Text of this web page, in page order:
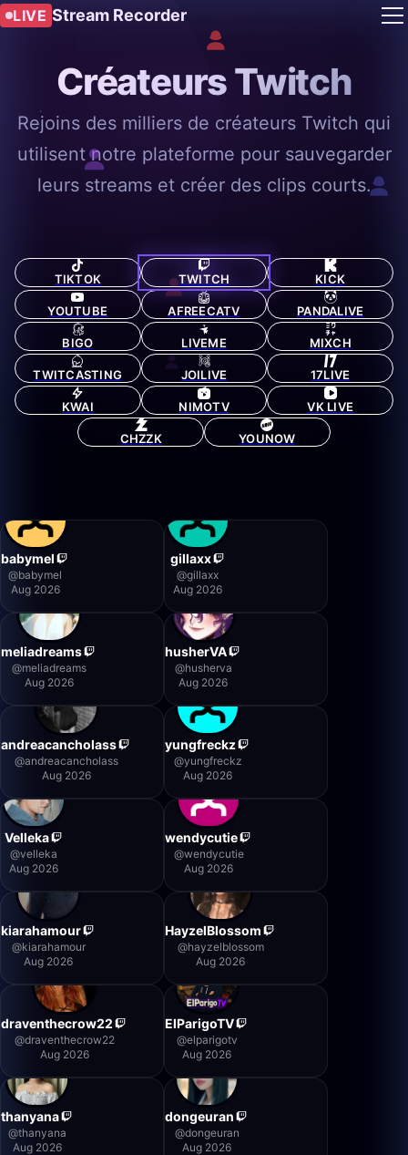
LIVE Stream Recorder
Créateurs Twitch
Rejoins des milliers de créateurs Twitch qui
utilisent notre plateforme pour sauvegarder
leurs streams et créer des clips courts.
TIKTOK TWITCH KICK
YOUTUBE AFREECATV PANDALIVE
BIGO LIVEME MIXCH
TWITCASTING JOILIVE 17LIVE
KWAI NIMOTV VK LIVE
CHZZK YOUNOW
babymel
@babymel
Aug 2026
gillaxx
@gillaxx
Aug 2026
meliadreams
@meliadreams
Aug 2026
husherVA
@husherva
Aug 2026
andreacancholass
@andreacancholass
Aug 2026
yungfreckz
@yungfreckz
Aug 2026
Velleka
@velleka
Aug 2026
wendycutie
@wendycutie
Aug 2026
kiarahamour
@kiarahamour
Aug 2026
HayzelBlossom
@hayzelblossom
Aug 2026
draventhecrow22
@draventhecrow22
Aug 2026
ElParigoTV
@elparigotv
Aug 2026
thanyana
@thanyana
Aug 2026
dongeuran
@dongeuran
Aug 2026